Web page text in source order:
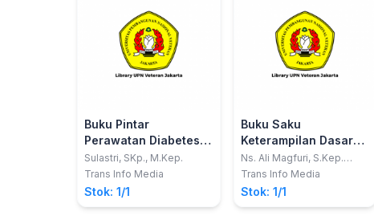
Buku Pintar
Perawatan Diabetes
Melitus Aplikasi
Standar Diagnosa
Keperawatan
Indonesia (SDKI),
Sulastri, SKp., M.Kep.
Trans Info Media
Stok: 1/1
Buku Saku
Keterampilan Dasar
P3K dan
Kegawatdaruratan di
Rumah
Ns. Ali Magfuri, S.Kep.
CBWC
Trans Info Media
Stok: 1/1